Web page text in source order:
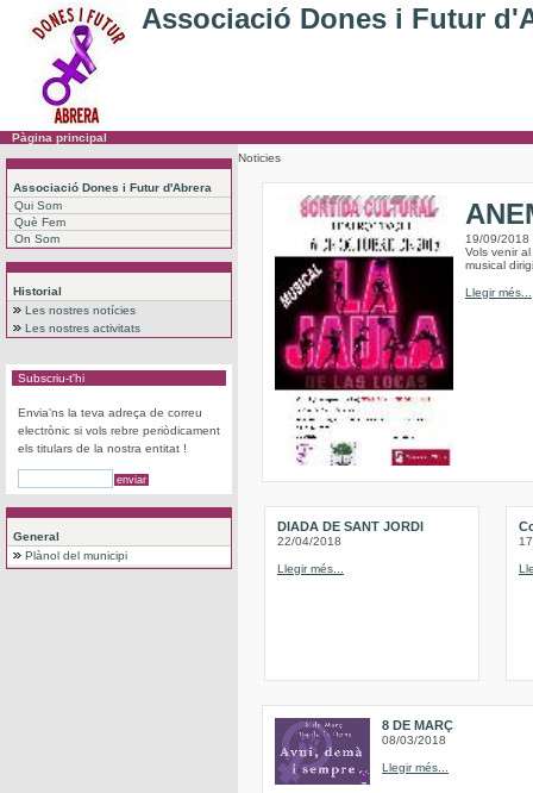
Associació Dones i Futur
Pàgina principal
Associació Dones i Futur d'Abrera
Qui Som
Què Fem
On Som
Historial
Les nostres notícies
Les nostres activitats
Subscriu-t'hi
Envia'ns la teva adreça de correu
electrònic si vols rebre periòdicament
els titulars de la nostra entitat !
General
Plànol del municipi
Noticies
19/09/2018
Vols venir
musical
Llegir més...
DIADA DE SANT JORDI
22/04/2018
Llegir més...
8 DE MARÇ
08/03/2018
Llegir més...